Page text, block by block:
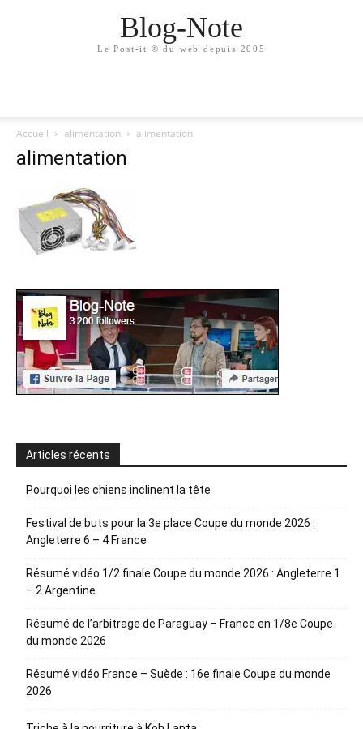
Blog-Note
Le Post-it ® du web depuis 2005
Accueil alimentation alimentation
alimentation
Articles récents
Pourquoi les chiens inclinent la tête
Festival de buts pour la 3e place Coupe du monde 2026 :
Angleterre 6 – 4 France
Résumé vidéo 1/2 finale Coupe du monde 2026 : Angleterre 1
– 2 Argentine
Résumé de l’arbitrage de Paraguay – France en 1/8e Coupe
du monde 2026
Résumé vidéo France – Suède : 16e finale Coupe du monde
2026